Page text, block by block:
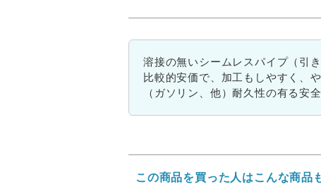
溶接の無いシームレスパイプ（引き
比較的安価で、加工もしやすく、
（ガソリン、他）耐久性の有る安
この商品を買った人はこんな商品